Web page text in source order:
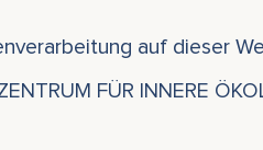
auf dieser
FÜR INNERE